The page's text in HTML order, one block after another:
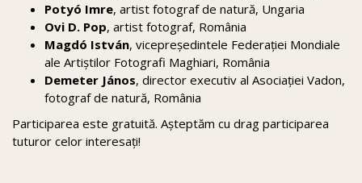
Potyó Imre, artist fotograf de natură, Ungaria
Ovi D. Pop, artist fotograf, România
Magdó István, vicepreședintele Federației Mondiale
ale Artiștilor Fotografi Maghiari, România
Demeter János, director executiv al Asociației Vadon,
fotograf de natură, România
Participarea este gratuită. Așteptăm cu drag participarea
tuturor celor interesați!